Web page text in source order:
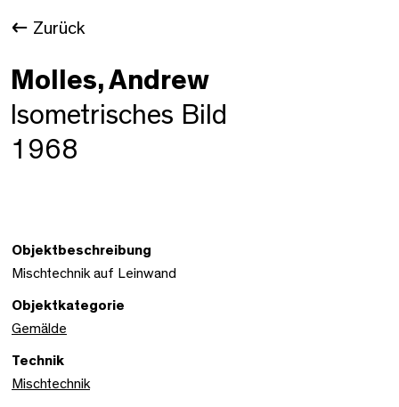
Zurück
Molles, Andrew
Isometrisches Bild
1968
Objektbeschreibung
Mischtechnik auf Leinwand
Objektkategorie
Gemälde
Technik
Mischtechnik